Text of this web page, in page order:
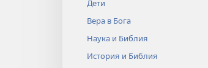
Дети
Вера в Бога
Наука и Библия
История и Библия